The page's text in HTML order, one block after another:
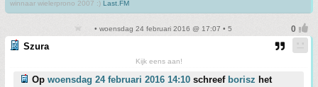
winnaar wielerprono 2007 :) Last.FM
• woensdag 24 februari 2016 @ 17:07 • 5
Szura
Kijk eens aan!
Op woensdag 24 februari 2016 14:10 schreef borisz het